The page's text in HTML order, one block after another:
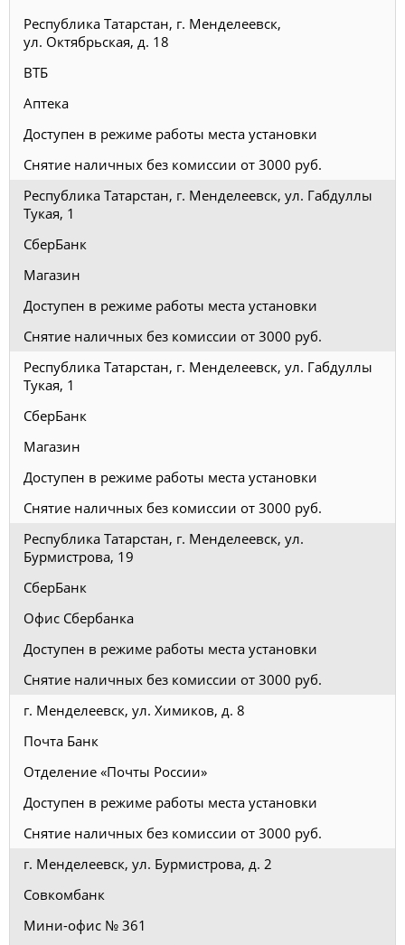
Республика Татарстан, г. Менделеевск,
ул. Октябрьская, д. 18
ВТБ
Аптека
Доступен в режиме работы места установки
Снятие наличных без комиссии от 3000 руб.
Республика Татарстан, г. Менделеевск, ул. Габдуллы
Тукая, 1
СберБанк
Магазин
Доступен в режиме работы места установки
Снятие наличных без комиссии от 3000 руб.
Республика Татарстан, г. Менделеевск, ул. Габдуллы
Тукая, 1
СберБанк
Магазин
Доступен в режиме работы места установки
Снятие наличных без комиссии от 3000 руб.
Республика Татарстан, г. Менделеевск, ул.
Бурмистрова, 19
СберБанк
Офис Сбербанка
Доступен в режиме работы места установки
Снятие наличных без комиссии от 3000 руб.
г. Менделеевск, ул. Химиков, д. 8
Почта Банк
Отделение «Почты России»
Доступен в режиме работы места установки
Снятие наличных без комиссии от 3000 руб.
г. Менделеевск, ул. Бурмистрова, д. 2
Совкомбанк
Мини-офис № 361